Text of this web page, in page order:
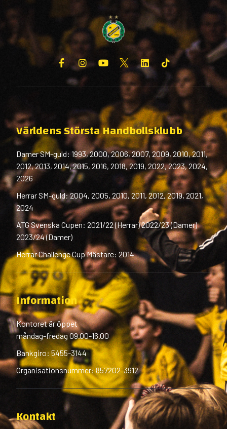
Världens Största Handbollsklubb
Damer SM-guld: 1993, 2000, 2006, 2007, 2009, 2010, 2011,
2012, 2013, 2014, 2015, 2016, 2018, 2019, 2022, 2023, 2024,
2026
Herrar SM-guld: 2004, 2005, 2010, 2011, 2012, 2019, 2021,
2024
ATG Svenska Cupen: 2021/22 (Herrar) 2022/23 (Damer)
2023/24 (Damer)
Herrar Challenge Cup Mästare: 2014
Information
Kontoret är öppet
måndag-fredag 09.00-16.00
Bankgiro: 5455-3144
Organisationsnummer: 857202-3912
Kontakt